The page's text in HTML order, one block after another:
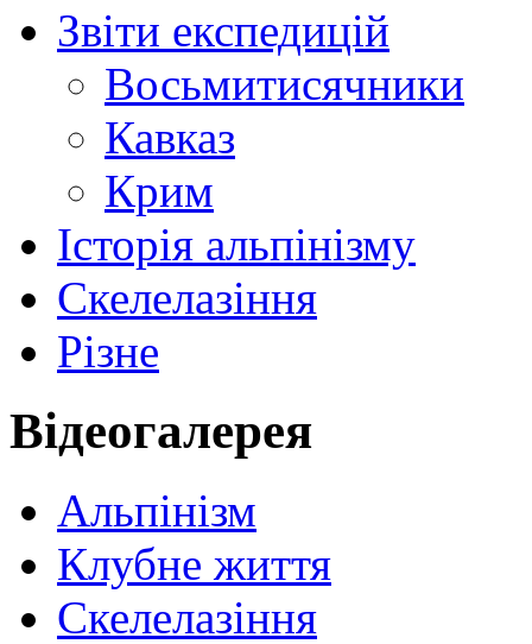
Звіти експедицій
Восьмитисячники
Кавказ
Крим
Історія альпінізму
Скелелазіння
Різне
Відеогалерея
Альпінізм
Клубне життя
Скелелазіння